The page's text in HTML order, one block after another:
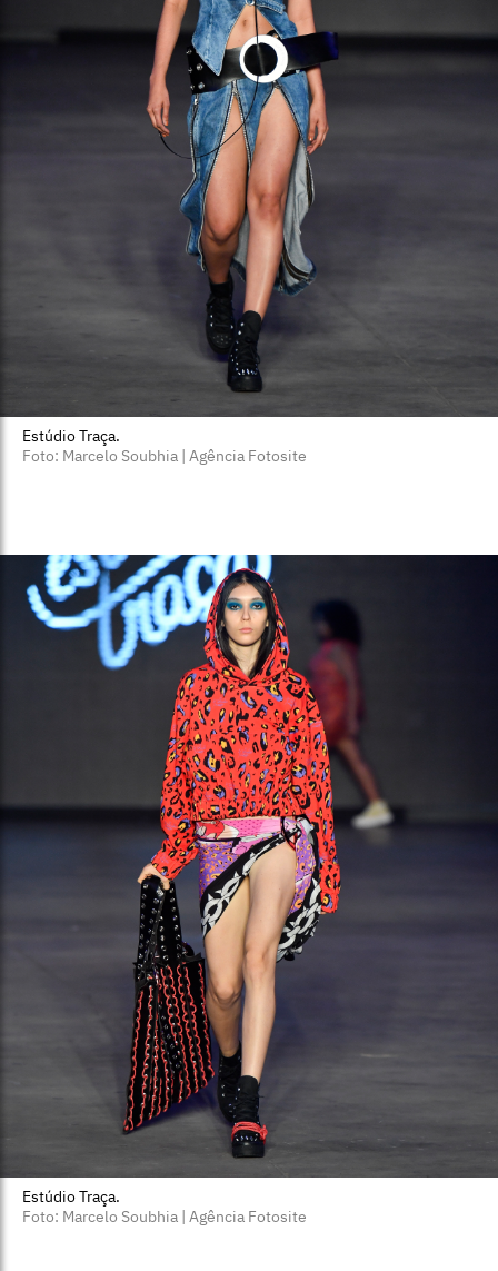
Estúdio Traça.
Foto: Marcelo Soubhia | Agência Fotosite
Estúdio Traça.
Foto: Marcelo Soubhia | Agência Fotosite